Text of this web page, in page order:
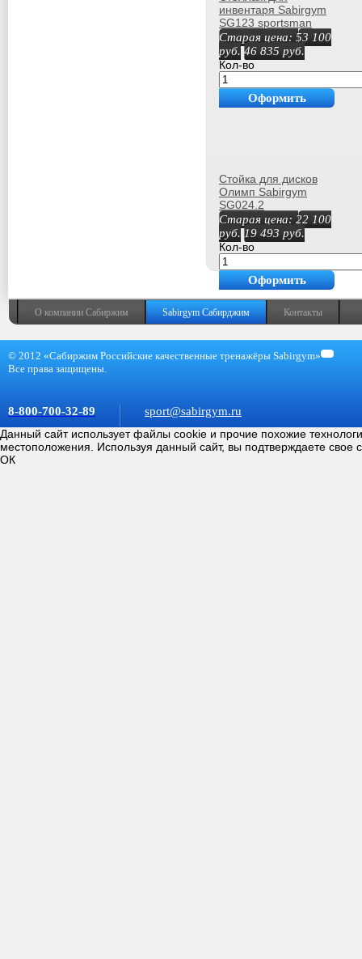
инвентаря Sabirgym
SG123 sportsman
Старая цена: 53 100
руб. 46 835 руб.
Кол-во
Оформить
Стойка для дисков
Олимп Sabirgym
SG024.2
Старая цена: 22 100
руб. 19 493 руб.
Кол-во
Оформить
покупку
О компании Сабиржим Sabirgym Сабирджим Контакты
© 2012 «Сабиржим Российские качественные тренажёры Sabirgym»
Все права защищены.
8-800-700-32-89
sport@sabirgym.ru
Данный сайт использует файлы cookie и прочие похожие
местоположения. Используя данный сайт, вы подтверждаете свое
ОК